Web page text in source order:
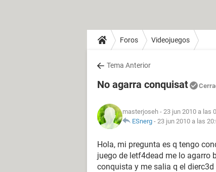
Foros Videojuegos
Tema Anterior
No agarra conquisat
masterjoseh - 23 jun 2010 a las
ESnerg - 23 jun 2010 a las
Hola, mi pregunta es q tengo
juego de letf4dead me lo agarro
conquista y me salia q el dierc3d